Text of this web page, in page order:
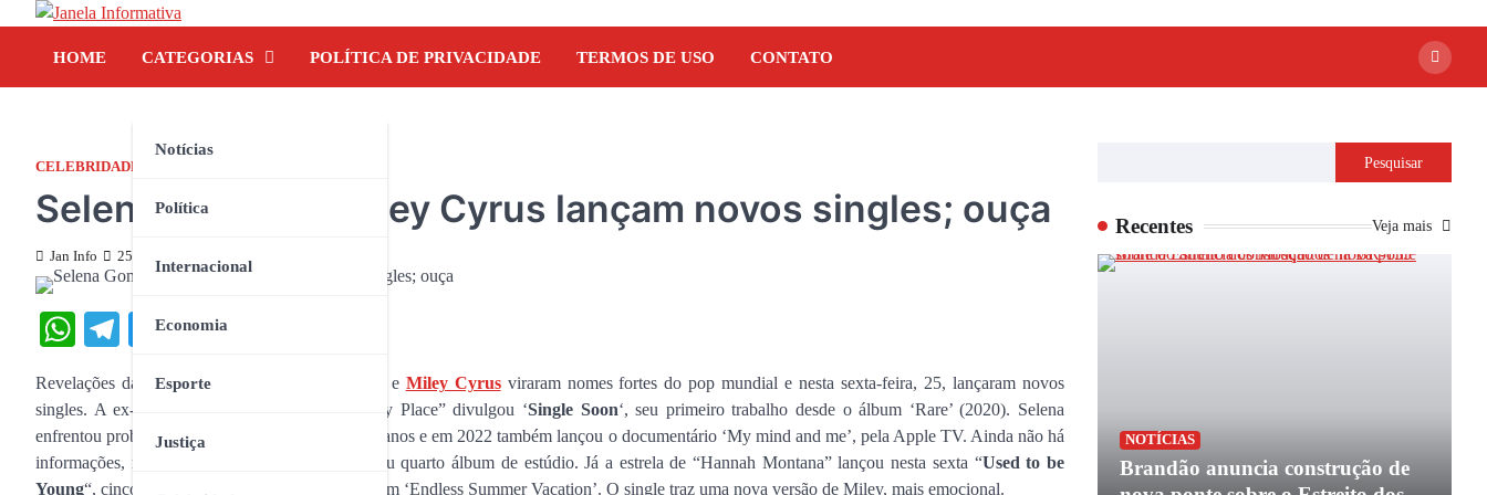
HOME CATEGORIAS
Notícias
Política
Internacional
Economia
Esporte
Justiça
POLÍTICA DE PRIVACIDADE TERMOS DE USO CONTATO
CELEBRIDADES
Selena Gomez e Miley Cyrus lançam novos singles; ouça
Jan Info 25 de agosto de 2023
WhatsApp
Telegram
TwitterFacebook
Revelações da Disney Channel e Miley Cyrusviraram nomes fortes do pop mundial e nesta sexta-feira, 25, lançaram novos
singles. A ex-atriz de “Os Feiticeiros de Waverly Place” divulgou ‘Single Soon‘, seu primeiro trabalho desde o álbum ‘Rare’ (2020). Selena
enfrentou problemas de saúde mental nos últimos anos e em 2022 também lançou o documentário ‘My mind and me’, pela Apple TV. Ainda não há
informações, mas o single deve fazer parte de seu quarto álbum de estúdio. Já a estrela de “Hannah Montana” lançou nesta sexta “Used to be
Young“, cinco meses após lançar o aclamado álbum ‘Endless Summer Vacation’. O single traz uma nova versão de Miley, mais emocional.
Pesquisar
Recentes Veja mais
NOTÍCIAS
Orleans Brandão recebe apoio de
NOTÍCIAS
Brandão anuncia construção de